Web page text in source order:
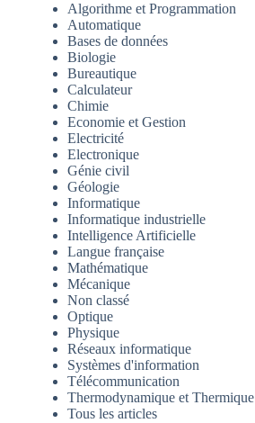
Algorithme et Programmation
Automatique
Bases de données
Biologie
Bureautique
Calculateur
Chimie
Economie et Gestion
Electricité
Electronique
Génie civil
Géologie
Informatique
Informatique industrielle
Intelligence Artificielle
Langue française
Mathématique
Mécanique
Non classé
Optique
Physique
Réseaux informatique
Systèmes d'information
Télécommunication
Thermodynamique et Thermique
Tous les articles